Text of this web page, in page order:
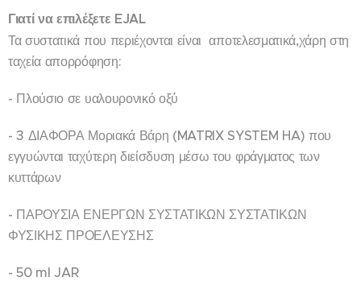
Γιατί να επιλέξετε EJAL
Τα συστατικά που περιέχονται είναι αποτελεσματικά,χάρη στη
ταχεία απορρόφηση:
- Πλούσιο σε υαλουρονικό οξύ
- 3 ΔΙΑΦΟΡΑ Μοριακά Βάρη (MATRIX SYSTEM HA) που
εγγυώνται ταχύτερη διείσδυση μέσω του φράγματος των
κυττάρων
- ΠΑΡΟΥΣΙΑ ΕΝΕΡΓΩΝ ΣΥΣΤΑΤΙΚΩΝ ΣΥΣΤΑΤΙΚΩΝ
ΦΥΣΙΚΗΣ ΠΡΟΕΛΕΥΣΗΣ
- 50 ml JAR